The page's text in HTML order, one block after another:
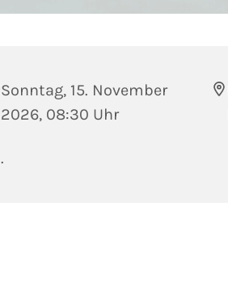
Sonntag, 15. November
2026, 08:30 Uhr
.